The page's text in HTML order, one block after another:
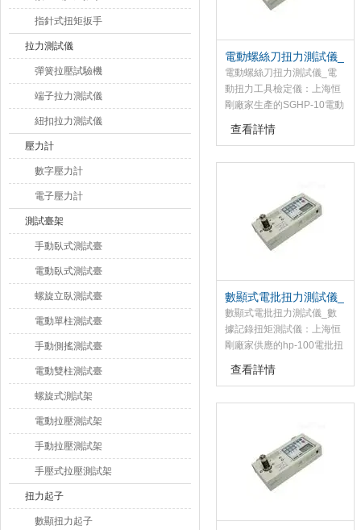
指針式扭矩扳手
拉力測試儀
彈簧拉壓試驗機
端子拉力測試儀
紐扣拉力測試儀
壓力計
數字壓力計
電子壓力計
測試臺架
手動臥式測試臺
電動臥式測試臺
螺旋立臥測試臺
電動單柱測試臺
手動側搖測試臺
電動雙柱測試臺
螺旋式測試架
電動拉壓測試架
手動拉壓測試架
手壓式拉壓測試架
扭力起子
數顯扭力起子
電動螺絲刀扭力測試儀_
電動扭力工具檢定儀
電動螺絲刀扭力測試儀_電
動扭力工具檢定儀：上海恒
剛廠家生產的SGHP-10電動
螺絲刀扭力測試儀*，價格低
廉，該電動螺絲刀扭力測試
查看詳情
數顯式電批扭力測試儀_
數據記錄扭矩測試儀
數顯式電批扭力測試儀_數
據記錄扭矩測試儀：上海恒
剛廠家供應的hp-100電批扭
力測試儀是為測試和檢測扭
矩而設計制造的智能化多功
扭矩扳手的扭矩，產品涉及
擰緊力的測試，零件扭轉性
試驗等，此款電批扭力測試
儀有帶打印機與不帶打印機
查看詳情